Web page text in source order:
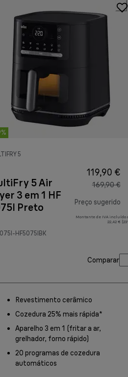
€
5
5 Air
3 em 1 HF
Preto
HF5075IBK
119,90 €
169,90 €
Preço sugerido
Montante de IVA incluído
22,42 €
Comparar
Revestimento cerâmico
Cozedura 25% mais rápida*
Aparelho 3 em 1 (fritar a ar,
grelhador, forno rápido)
20 programas de cozedura
automáticos